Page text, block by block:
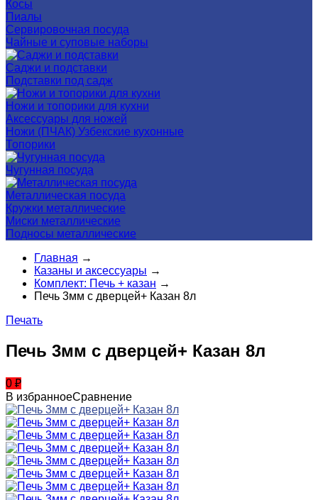
Косы
Пиалы
Сервировочная посуда
Чайные и суповые наборы
Саджи и подставки
Подставки под садж
Ножи и топорики для кухни
Аксессуары для ножей
Ножи (ПЧАК) Узбекские кухонные
Топорики
Чугунная посуда
Металлическая посуда
Кружки металлические
Миски металлические
Подносы металлические
Главная →
Казаны и аксессуары →
Комплект: Печь + казан →
Печь 3мм с дверцей+ Казан 8л
Печать
Печь 3мм с дверцей+ Казан 8л
0 ₽
В избранноеСравнение